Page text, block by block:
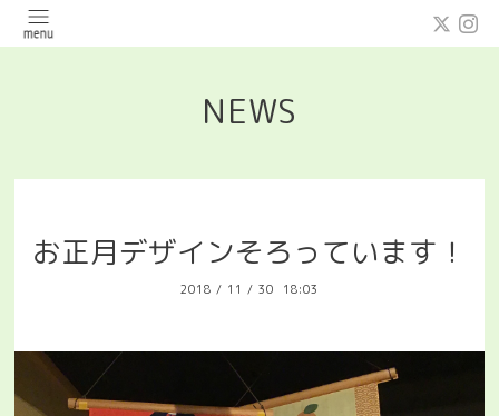
NEWS
お正月デザインそろっています！
2018 / 11 / 30 18:03